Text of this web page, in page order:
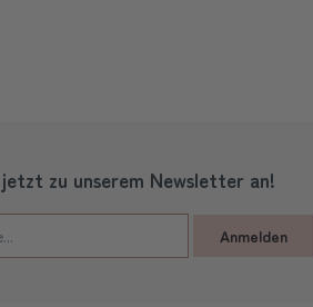
zu unserem Newsletter an!
Anmelden